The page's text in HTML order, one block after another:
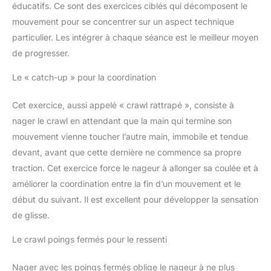
éducatifs. Ce sont des exercices ciblés qui décomposent le
mouvement pour se concentrer sur un aspect technique
particulier. Les intégrer à chaque séance est le meilleur moyen
de progresser.
Le « catch-up » pour la coordination
Cet exercice, aussi appelé « crawl rattrapé », consiste à
nager le crawl en attendant que la main qui termine son
mouvement vienne toucher l’autre main, immobile et tendue
devant, avant que cette dernière ne commence sa propre
traction. Cet exercice force le nageur à allonger sa coulée et à
améliorer la coordination entre la fin d’un mouvement et le
début du suivant. Il est excellent pour développer la sensation
de glisse.
Le crawl poings fermés pour le ressenti
Nager avec les poings fermés oblige le nageur à ne plus